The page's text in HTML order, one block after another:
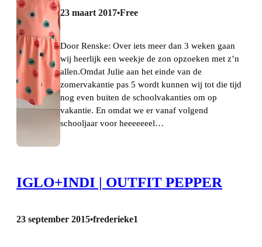
23 maart 2017•Free
Door Renske: Over iets meer dan 3 weken gaan
wij heerlijk een weekje de zon opzoeken met z’n
allen.Omdat Julie aan het einde van de
zomervakantie pas 5 wordt kunnen wij tot die tijd
nog even buiten de schoolvakanties om op
vakantie. En omdat we er vanaf volgend
schooljaar voor heeeeeeel…
IGLO+INDI | OUTFIT PEPPER
23 september 2015•frederieke1